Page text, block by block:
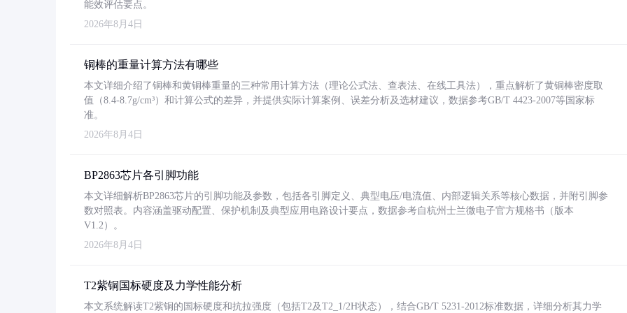
能效评估要点。
2026年8月4日
铜棒的重量计算方法有哪些
本文详细介绍了铜棒和黄铜棒重量的三种常用计算方法（理论公式法、查表法、在线工具法），重点解析了黄铜棒密度取
值（8.4-8.7g/cm³）和计算公式的差异，并提供实际计算案例、误差分析及选材建议，数据参考GB/T 4423-2007等国家标
准。
2026年8月4日
BP2863芯片各引脚功能
本文详细解析BP2863芯片的引脚功能及参数，包括各引脚定义、典型电压/电流值、内部逻辑关系等核心数据，并附引脚参
数对照表。内容涵盖驱动配置、保护机制及典型应用电路设计要点，数据参考自杭州士兰微电子官方规格书（版本
V1.2）。
2026年8月4日
T2紫铜国标硬度及力学性能分析
本文系统解读T2紫铜的国标硬度和抗拉强度（包括T2及T2_1/2H状态），结合GB/T 5231-2012标准数据，详细分析其力学